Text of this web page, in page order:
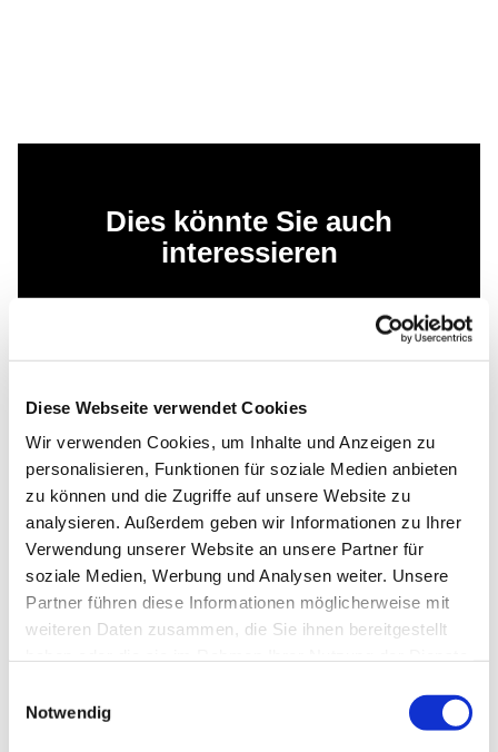
Diese Webseite verwendet Cookies
Wir verwenden Cookies, um Inhalte und Anzeigen zu
personalisieren, Funktionen für soziale Medien anbieten
zu können und die Zugriffe auf unsere Website zu
analysieren. Außerdem geben wir Informationen zu Ihrer
Verwendung unserer Website an unsere Partner für
soziale Medien, Werbung und Analysen weiter. Unsere
Partner führen diese Informationen möglicherweise mit
weiteren Daten zusammen, die Sie ihnen bereitgestellt
Notwendig
Dies könnte Sie auch
interessieren